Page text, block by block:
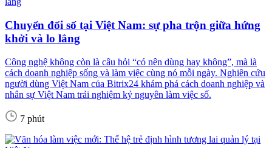
Chuyển đổi số tại Việt Nam: sự pha trộn giữa hứng
khởi và lo lắng
Công nghệ không còn là câu hỏi “có nên dùng hay không”, mà là
cách doanh nghiệp sống và làm việc cùng nó mỗi ngày. Nghiên cứu
người dùng Việt Nam của Bitrix24 khám phá cách doanh nghiệp và
nhân sự Việt Nam trải nghiệm kỷ nguyên làm việc số.
7 phút